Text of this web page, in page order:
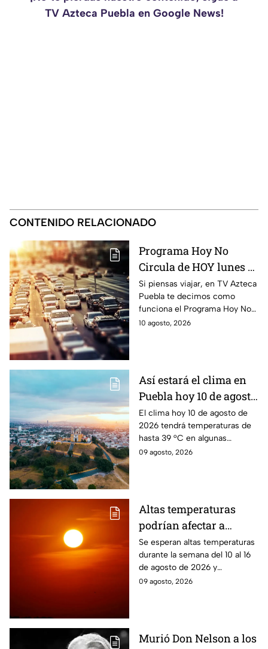
TV Azteca Puebla en Google News!
CONTENIDO RELACIONADO
Programa Hoy No
Circula de HOY lunes 10
de agosto de 2026
Si piensas viajar, en TV Azteca
Puebla te decimos como
funciona el Programa Hoy No
Circula HOY lunes 10 de
10 agosto, 2026
Así estará el clima en
Puebla hoy 10 de agosto
de 2026: Riesgo de
lluvias
El clima hoy 10 de agosto de
2026 tendrá temperaturas de
hasta 39 °C en algunas
regiones de Puebla; esperan
09 agosto, 2026
Altas temperaturas
podrían afectar a
Puebla del 10 al 16 de
agosto: Regiones en
riesgo
Se esperan altas temperaturas
durante la semana del 10 al 16
de agosto de 2026 y
condiciones que podrían
09 agosto, 2026
Murió Don Nelson a los